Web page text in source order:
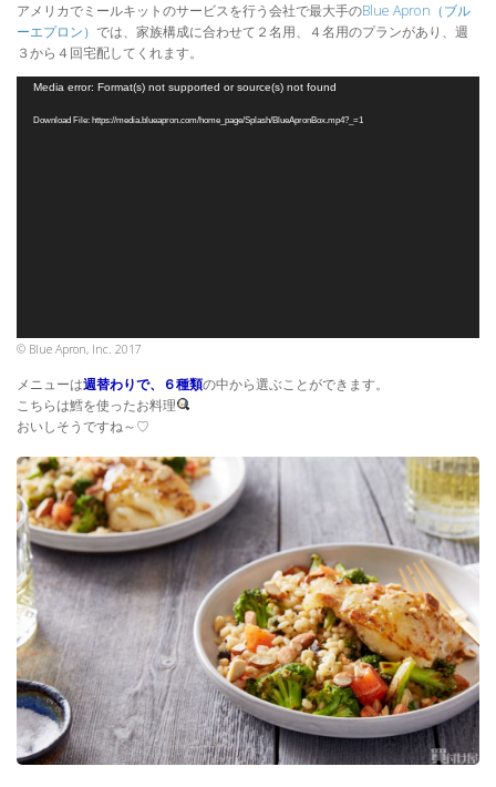
アメリカでミールキットのサービスを行う会社で最大手のBlue Apron（ブル
ーエプロン） では、家族構成に合わせて２名用、４名用のプランがあり、週
３から４回宅配してくれます。
Media error: Format(s) not supported or source(s) not found
Download File: https://media.blueapron.com/home_page/Splash/BlueApronBox.mp4?_=1
© Blue Apron, Inc. 2017
メニューは週替わりで、６種類の中から選ぶことができます。
こちらは鱈を使ったお料理
おいしそうですね～♡